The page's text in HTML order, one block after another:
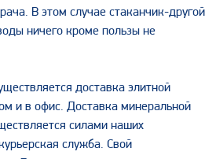
В этом случае стаканчик-другой
ничего кроме пользы не
доставка элитной
и в офис. Доставка минеральной
силами наших
служба. Свой